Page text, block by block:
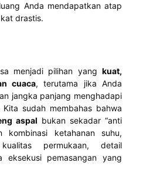
Anda mendapatkan atap
drastis.
menjadi pilihan yang kuat,
cuaca, terutama jika Anda
jangka panjang menghadapi
sudah membahas bahwa
aspal bukan sekadar “anti
kombinasi ketahanan suhu,
permukaan, detail
eksekusi pemasangan yang